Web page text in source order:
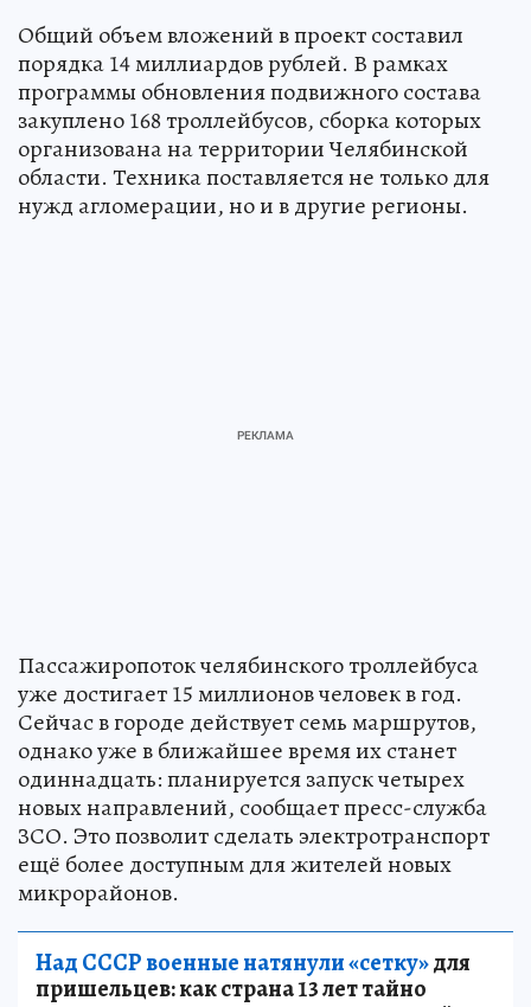
Общий объем вложений в проект составил
порядка 14 миллиардов рублей. В рамках
программы обновления подвижного состава
закуплено 168 троллейбусов, сборка которых
организована на территории Челябинской
области. Техника поставляется не только для
нужд агломерации, но и в другие регионы.
Пассажиропоток челябинского троллейбуса
уже достигает 15 миллионов человек в год.
Сейчас в городе действует семь маршрутов,
однако уже в ближайшее время их станет
одиннадцать: планируется запуск четырех
новых направлений, сообщает пресс-служба
ЗСО. Это позволит сделать электротранспорт
ещё более доступным для жителей новых
микрорайонов.
Над СССР военные натянули «сетку»для
пришельцев: как страна 13 лет тайно